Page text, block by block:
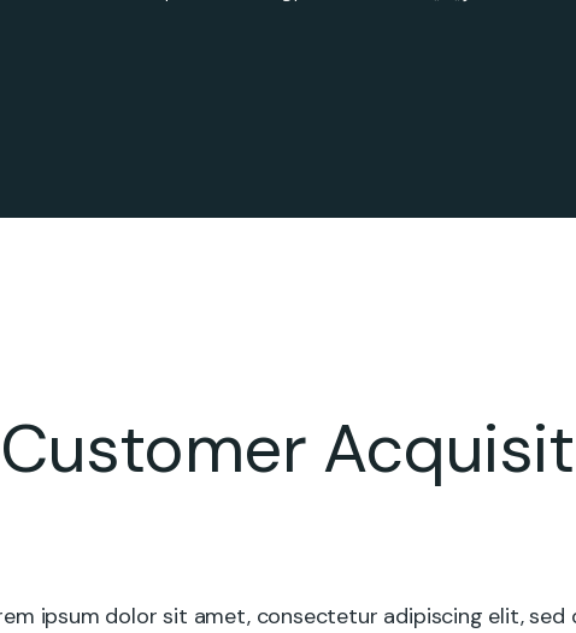
Customer
ipsum dolor sit amet, consectetur adipiscing elit,